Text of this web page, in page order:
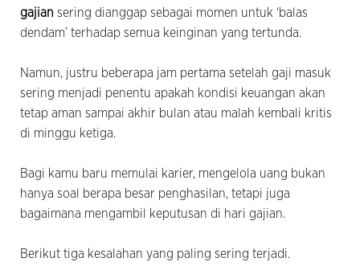
gajian sering dianggap sebagai momen untuk ‘balas
dendam’ terhadap semua keinginan yang tertunda.
Namun, justru beberapa jam pertama setelah gaji masuk
sering menjadi penentu apakah kondisi keuangan akan
tetap aman sampai akhir bulan atau malah kembali kritis
di minggu ketiga.
Bagi kamu baru memulai karier, mengelola uang bukan
hanya soal berapa besar penghasilan, tetapi juga
bagaimana mengambil keputusan di hari gajian.
Berikut tiga kesalahan yang paling sering terjadi.